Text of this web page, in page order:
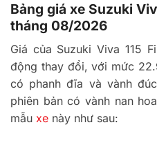
Bảng giá xe Suzuki
tháng 08/2026
Giá của Suzuki Viva 115
động thay đổi, với mức
có phanh đĩa và vành
phiên bản có vành nan
mẫu xe này như sau: